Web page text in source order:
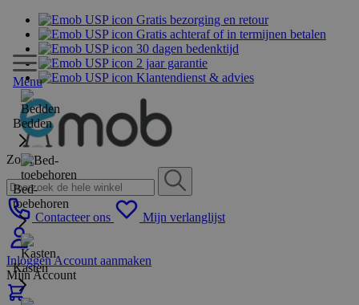
Gratis bezorging en retour
Gratis achteraf of in termijnen betalen
30 dagen bedenktijd
2 jaar garantie
Klantendienst & advies
Zoek
Contacteer ons Mijn verlanglijst
InloggenAccount aanmaken
Mijn Account
Menu
Bedden
Bed-
toebehoren
Kasten